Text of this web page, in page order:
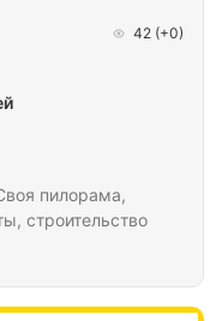
строительство
42 (+0)